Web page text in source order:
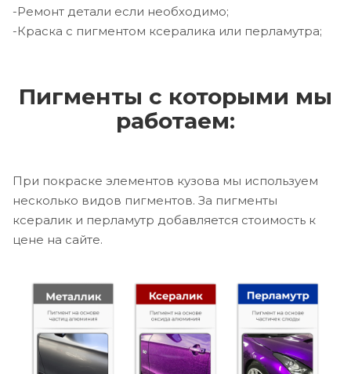
-Ремонт детали если необходимо;
-Краска с пигментом ксералика или перламутра;
Пигменты с которыми мы
работаем:
При покраске элементов кузова мы используем
несколько видов пигментов. За пигменты
ксералик и перламутр добавляется стоимость к
цене на сайте.